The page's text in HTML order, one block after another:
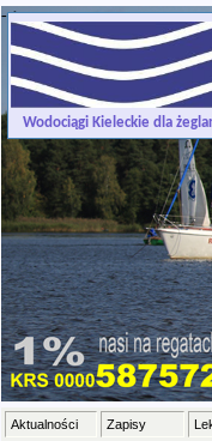
Wodociągi Kieleckie dla
-->
Aktualności Zapisy